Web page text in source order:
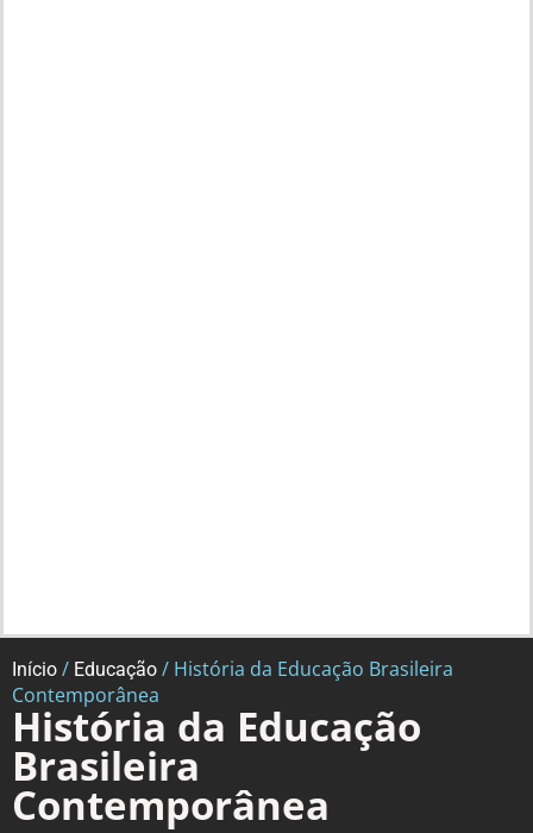
Início / Educação / História da Educação Brasileira
Contemporânea
História da Educação
Brasileira
Contemporânea